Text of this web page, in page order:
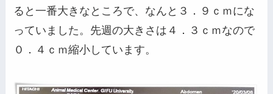
ると一番大きなところで、なんと３．９ｃｍにな
っていました。先週の大きさは４．３ｃｍなので
０．４ｃｍ縮小しています。